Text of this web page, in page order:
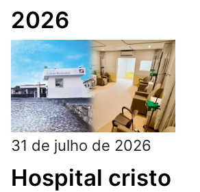
2026
31 de julho de 2026
Hospital cristo